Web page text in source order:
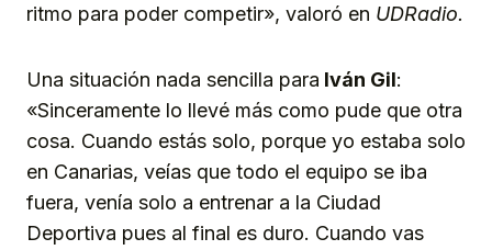
ritmo para poder competir», valoró en UDRadio.
Una situación nada sencilla para Iván Gil:
«Sinceramente lo llevé más como pude que otra
cosa. Cuando estás solo, porque yo estaba solo
en Canarias, veías que todo el equipo se iba
fuera, venía solo a entrenar a la Ciudad
Deportiva pues al final es duro. Cuando vas